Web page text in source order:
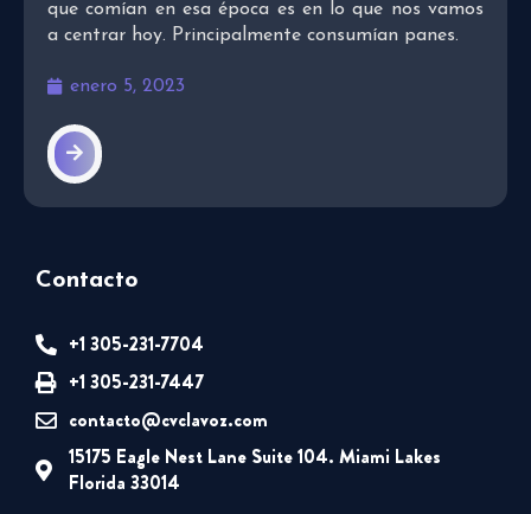
que comían en esa época es en lo que nos vamos
a centrar hoy. Principalmente consumían panes.
enero 5, 2023
Contacto
+1 305-231-7704
+1 305-231-7447
contacto@cvclavoz.com
15175 Eagle Nest Lane Suite 104. Miami Lakes
Florida 33014